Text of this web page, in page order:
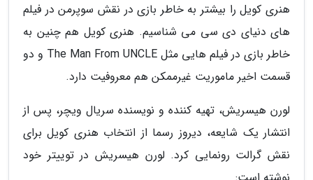
هنری کویل را بیشتر به خاطر بازی در نقش سوپرمن در فیلم
های دنیای دی سی می شناسیم. هنری کویل هم چنین به
خاطر بازی در فیلم هایی مثل The Man From UNCLE و دو
قسمت اخیر ماموریت غیرممکن هم معروفیت دارد.
لورن هیسریش، تهیه کننده و نویسنده سریال ویچر، پس از
انتشار یک شایعه، دیروز رسما از انتخاب هنری کویل برای
نقش گرالت رونمایی کرد. لورن هیسریش در توییتر خود